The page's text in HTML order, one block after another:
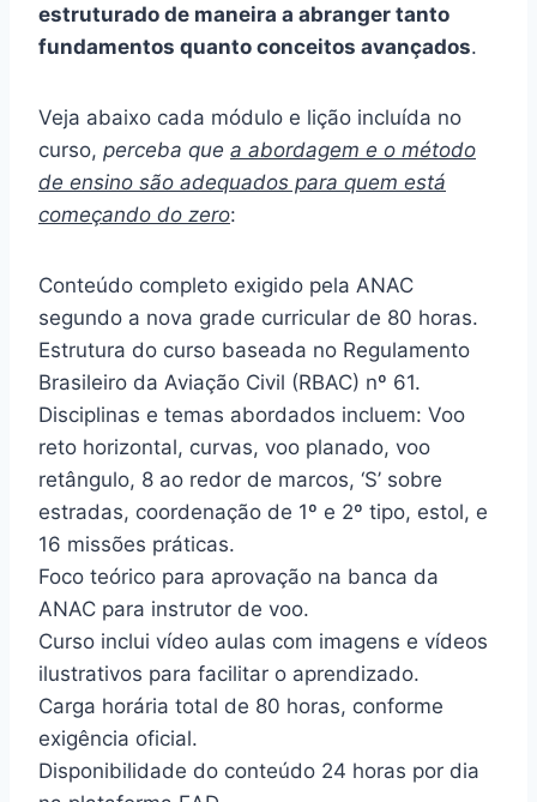
estruturado de maneira a abranger tanto
fundamentos quanto conceitos avançados.
Veja abaixo cada módulo e lição incluída no
curso, perceba que a abordagem e o método
de ensino são adequados para quem está
começando do zero:
Conteúdo completo exigido pela ANAC
segundo a nova grade curricular de 80 horas.
Estrutura do curso baseada no Regulamento
Brasileiro da Aviação Civil (RBAC) nº 61.
Disciplinas e temas abordados incluem: Voo
reto horizontal, curvas, voo planado, voo
retângulo, 8 ao redor de marcos, ‘S’ sobre
estradas, coordenação de 1º e 2º tipo, estol, e
16 missões práticas.
Foco teórico para aprovação na banca da
ANAC para instrutor de voo.
Curso inclui vídeo aulas com imagens e vídeos
ilustrativos para facilitar o aprendizado.
Carga horária total de 80 horas, conforme
exigência oficial.
Disponibilidade do conteúdo 24 horas por dia